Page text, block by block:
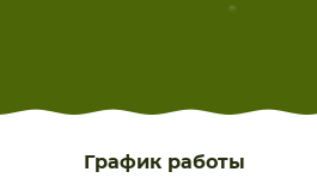
График работы